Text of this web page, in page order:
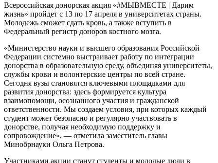
Всероссийская донорская акция «#МЫВМЕСТЕ | Дарим
жизнь» пройдет с 13 по 17 апреля в университетах страны.
Молодежь сможет сдать кровь, а также вступить в
Федеральный регистр доноров костного мозга.
«Министерство науки и высшего образования Российской
Федерации системно выстраивает работу по интеграции
донорства в образовательную среду, объединяя университеты,
службы крови и волонтерские центры по всей стране.
Сегодня вузы становятся ключевыми площадками для
развития донорства: здесь формируется культура
взаимопомощи, осознанного участия и гражданской
ответственности. Мы создаем условия, при которых каждый
студент может безопасно и регулярно участвовать в
донорстве, получая необходимую поддержку и
сопровождение», — отметила заместитель главы
Минобрнауки Ольга Петрова.
Участниками акции станут студенты и молодые люди в